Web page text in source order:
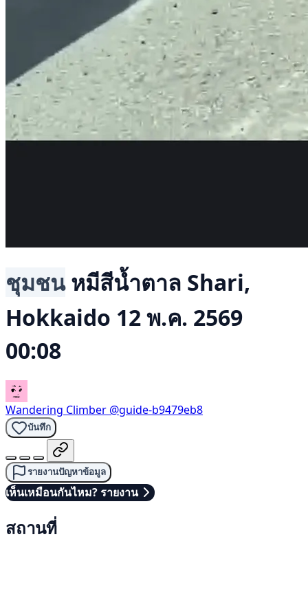
ชุมชน หมีสีน้ำตาล Shari,
Hokkaido 12 พ.ค. 2569
00:08
Wandering Climber @guide-b9479eb8
บันทึก
รายงานปัญหาข้อมูล
เห็นเหมือนกันไหม? รายงาน
สถานที่